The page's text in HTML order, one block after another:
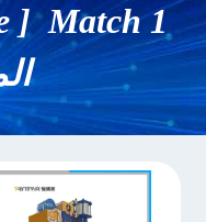
] Match 1